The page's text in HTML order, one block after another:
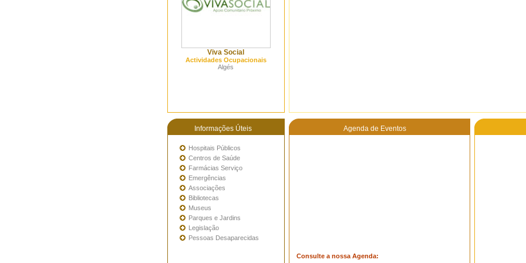
Viva Social
Actividades Ocupacionais
Algés
Informações Úteis Agenda de Eventos
Hospitais Públicos
Centros de Saúde
Farmácias Serviço
Emergências
Associações
Bibliotecas
Museus
Parques e Jardins
Legislação
Pessoas Desaparecidas
Consulte a nossa Agenda: